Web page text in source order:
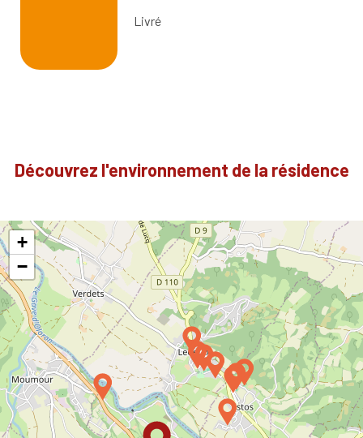
Livré
Découvrez l'environnement de la résidence
+
−